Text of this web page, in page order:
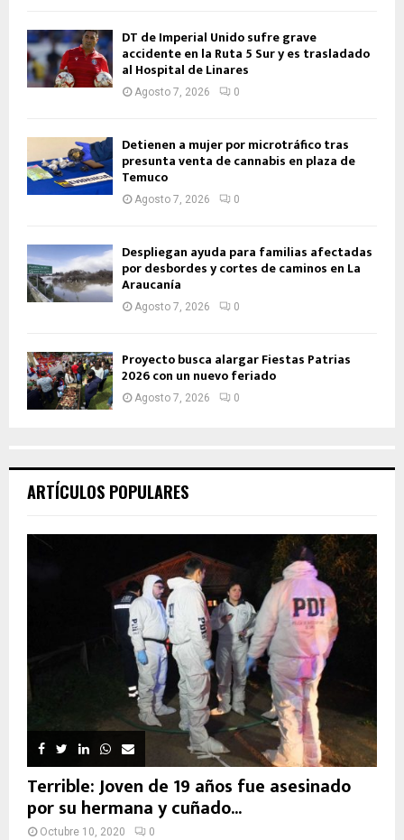
DT de Imperial Unido sufre grave
accidente en la Ruta 5 Sur y es trasladado
al Hospital de Linares
Agosto 7, 2026 0
Detienen a mujer por microtráfico tras
presunta venta de cannabis en plaza de
Temuco
Agosto 7, 2026 0
Despliegan ayuda para familias afectadas
por desbordes y cortes de caminos en La
Araucanía
Agosto 7, 2026 0
Proyecto busca alargar Fiestas Patrias
2026 con un nuevo feriado
Agosto 7, 2026 0
ARTÍCULOS POPULARES
Terrible: Joven de 19 años fue asesinado
por su hermana y cuñado...
Octubre 10, 2020 0